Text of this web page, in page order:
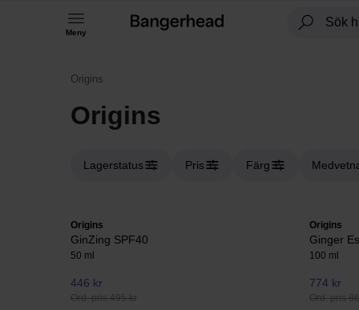
Meny
Origins
Origins
Lagerstatus Pris Färg
Origins
GinZing SPF40
50 ml
446 kr
Ord. pris 495 kr
Origins
Ginger
100 ml
774 kr
Ord. pris